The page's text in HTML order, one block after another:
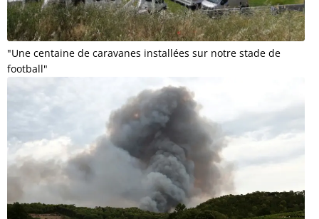
"Une centaine de caravanes installées sur notre stade de
football"